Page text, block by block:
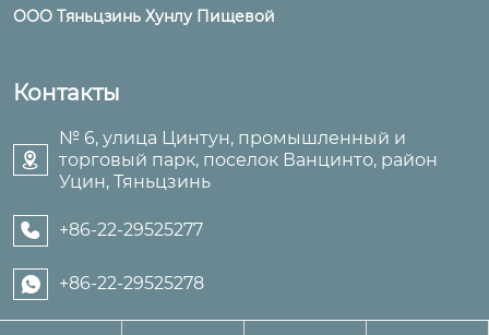
ООО Тяньцзинь Хунлу Пищевой
Контакты

№ 6, улица Цинтун, промышленный и
торговый парк, поселок Ванцинто, район
Уцин, Тяньцзинь
 +86-22-29525277
 +86-22-29525278